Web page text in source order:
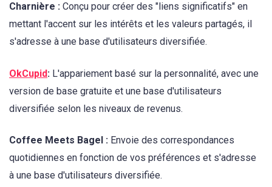
Charnière : Conçu pour créer des "liens significatifs" en
mettant l'accent sur les intérêts et les valeurs partagés, il
s'adresse à une base d'utilisateurs diversifiée.
OkCupid: L'appariement basé sur la personnalité, avec une
version de base gratuite et une base d'utilisateurs
diversifiée selon les niveaux de revenus.
Coffee Meets Bagel : Envoie des correspondances
quotidiennes en fonction de vos préférences et s'adresse
à une base d'utilisateurs diversifiée.